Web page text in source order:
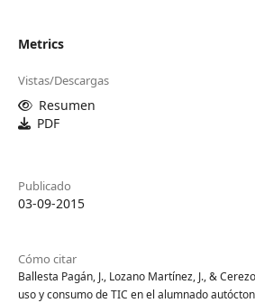
Metrics
Vistas/Descargas
Resumen
PDF
Publicado
03-09-2015
Cómo citar
Ballesta Pagán, J., Lozano Martínez, J., &
uso y consumo de TIC en el alumnado